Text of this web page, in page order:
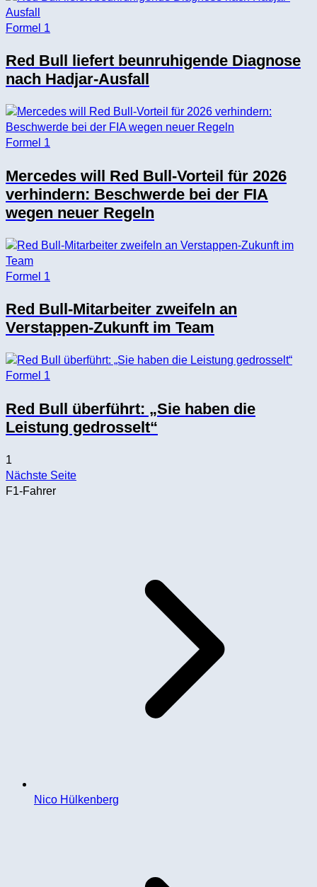
Formel 1
Red Bull liefert beunruhigende Diagnose
nach Hadjar-Ausfall
Formel 1
Mercedes will Red Bull-Vorteil für 2026
verhindern: Beschwerde bei der FIA
wegen neuer Regeln
Formel 1
Red Bull-Mitarbeiter zweifeln an
Verstappen-Zukunft im Team
Formel 1
Red Bull überführt: „Sie haben die
Leistung gedrosselt“
1
Nächste Seite
F1-Fahrer
Nico Hülkenberg